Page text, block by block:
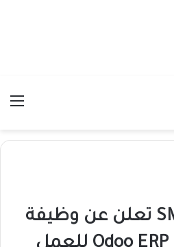
شركة SMART DO تعلن عن وظيفة